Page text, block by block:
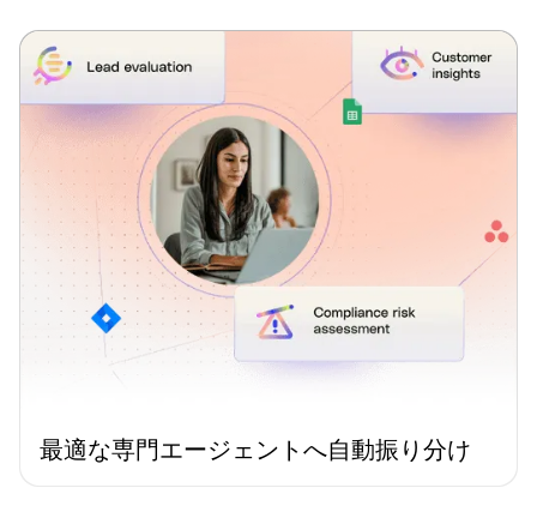
最適な専門エージェントへ自動振り分け